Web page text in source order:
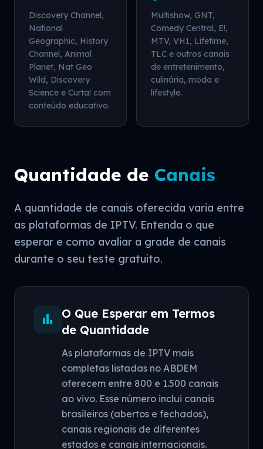
Discovery Channel,
National
Geographic, History
Channel, Animal
Planet, Nat Geo
Wild, Discovery
Science e Curta! com
conteúdo educativo.
Multishow, GNT,
Comedy Central, E!,
MTV, VH1, Lifetime,
TLC e outros canais
de entretenimento,
culinária, moda e
lifestyle.
Quantidade de Canais
A quantidade de canais oferecida varia entre
as plataformas de IPTV. Entenda o que
esperar e como avaliar a grade de canais
durante o seu teste gratuito.
bar_chart
O Que Esperar em Termos
de Quantidade
As plataformas de IPTV mais
completas listadas no ABDEM
oferecem entre 800 e 1.500 canais
ao vivo. Esse número inclui canais
brasileiros (abertos e fechados),
canais regionais de diferentes
estados e canais internacionais.